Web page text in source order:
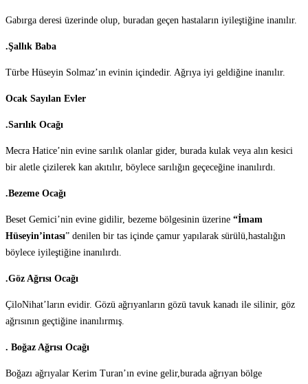
Gabırga deresi üzerinde olup, buradan geçen hastaların iyileştiğine inanılır.
.Şallık Baba
Türbe Hüseyin Solmaz’ın evinin içindedir. Ağrıya iyi geldiğine inanılır.
Ocak Sayılan Evler
.Sarılık Ocağı
Mecra Hatice’nin evine sarılık olanlar gider, burada kulak veya alın kesici
bir aletle çizilerek kan akıtılır, böylece sarılığın geçeceğine inanılırdı.
.Bezeme Ocağı
Beset Gemici’nin evine gidilir, bezeme bölgesinin üzerine “İmam
Hüseyin’intası” denilen bir tas içinde çamur yapılarak sürülü,hastalığın
böylece iyileştiğine inanılırdı.
.Göz Ağrısı Ocağı
ÇiloNihat’ların evidir. Gözü ağrıyanların gözü tavuk kanadı ile silinir, göz
ağrısının geçtiğine inanılırmış.
. Boğaz Ağrısı Ocağı
Boğazı ağrıyalar Kerim Turan’ın evine gelir,burada ağrıyan bölge